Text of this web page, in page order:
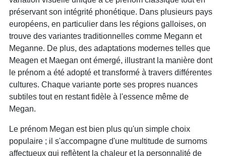
préservant son intégrité phonétique. Dans plusieurs pays
européens, en particulier dans les régions galloises, on
trouve des variantes traditionnelles comme Megann et
Meganne. De plus, des adaptations modernes telles que
Meagen et Maegan ont émergé, illustrant la manière dont
le prénom a été adopté et transformé à travers différentes
cultures. Chaque variante porte ses propres nuances
subtiles tout en restant fidèle à l'essence même de
Megan.
Le prénom Megan est bien plus qu'un simple choix
populaire ; il s'accompagne d'une multitude de surnoms
affectueux qui reflètent la chaleur et la personnalité de